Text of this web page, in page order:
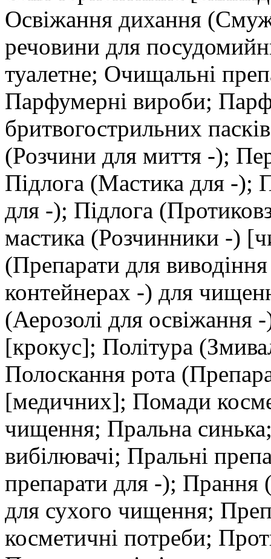
Освіжання дихання
речовини для
туалетне; Очищальні
Парфумерні вироби;
бритвогострильних
(Розчини для миття -);
Підлога (Мастика для -);
для -); Підлога
мастика (Розчинники -)
(Препарати для
контейнерах -) для
(Аерозолі для
[крокус]; Політура
Полоскання рота
[медичних]; Помади
чищення; Пральна
вибілювачі; Пральні
препарати для -);
для сухого чищення;
косметичні потреби;